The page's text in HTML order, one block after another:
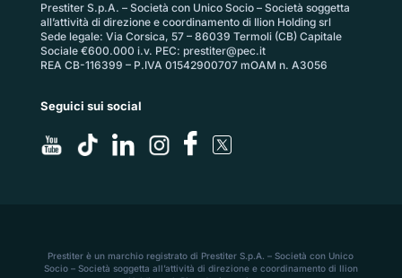
Prestiter S.p.A. – Società con Unico Socio – Società soggetta
all’attività di direzione e coordinamento di Ilion Holding srl
Sede legale: Via Corsica, 57 – 86039 Termoli (CB) Capitale
Sociale €600.000 i.v. PEC: prestiter@pec.it
REA CB-116399 – P.IVA 01542900707 mOAM n. A3056
Seguici sui social
Prestiter è un marchio registrato di Prestiter S.p.A. – Società con Unico
Socio – Società soggetta all’attività di direzione e coordinamento di Ilion